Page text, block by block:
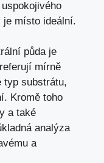
je místo ideální.
půda je
mírně
typ substrátu,
Kromě toho
a také
analýza
a